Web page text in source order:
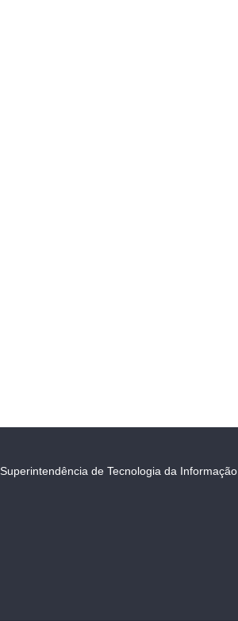
Superintendência de Tecnologia da Informação